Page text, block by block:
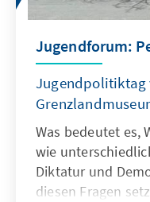
Jugendforum:
Jugendpolitiktag
Was bedeutet es,
wie
Diktatur und
diesen Fragen